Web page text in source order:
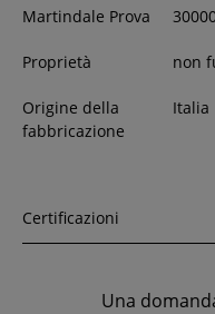
Martindale Prova
Proprietà non
Origine della
fabbricazione
Italia
Certificazioni
Una